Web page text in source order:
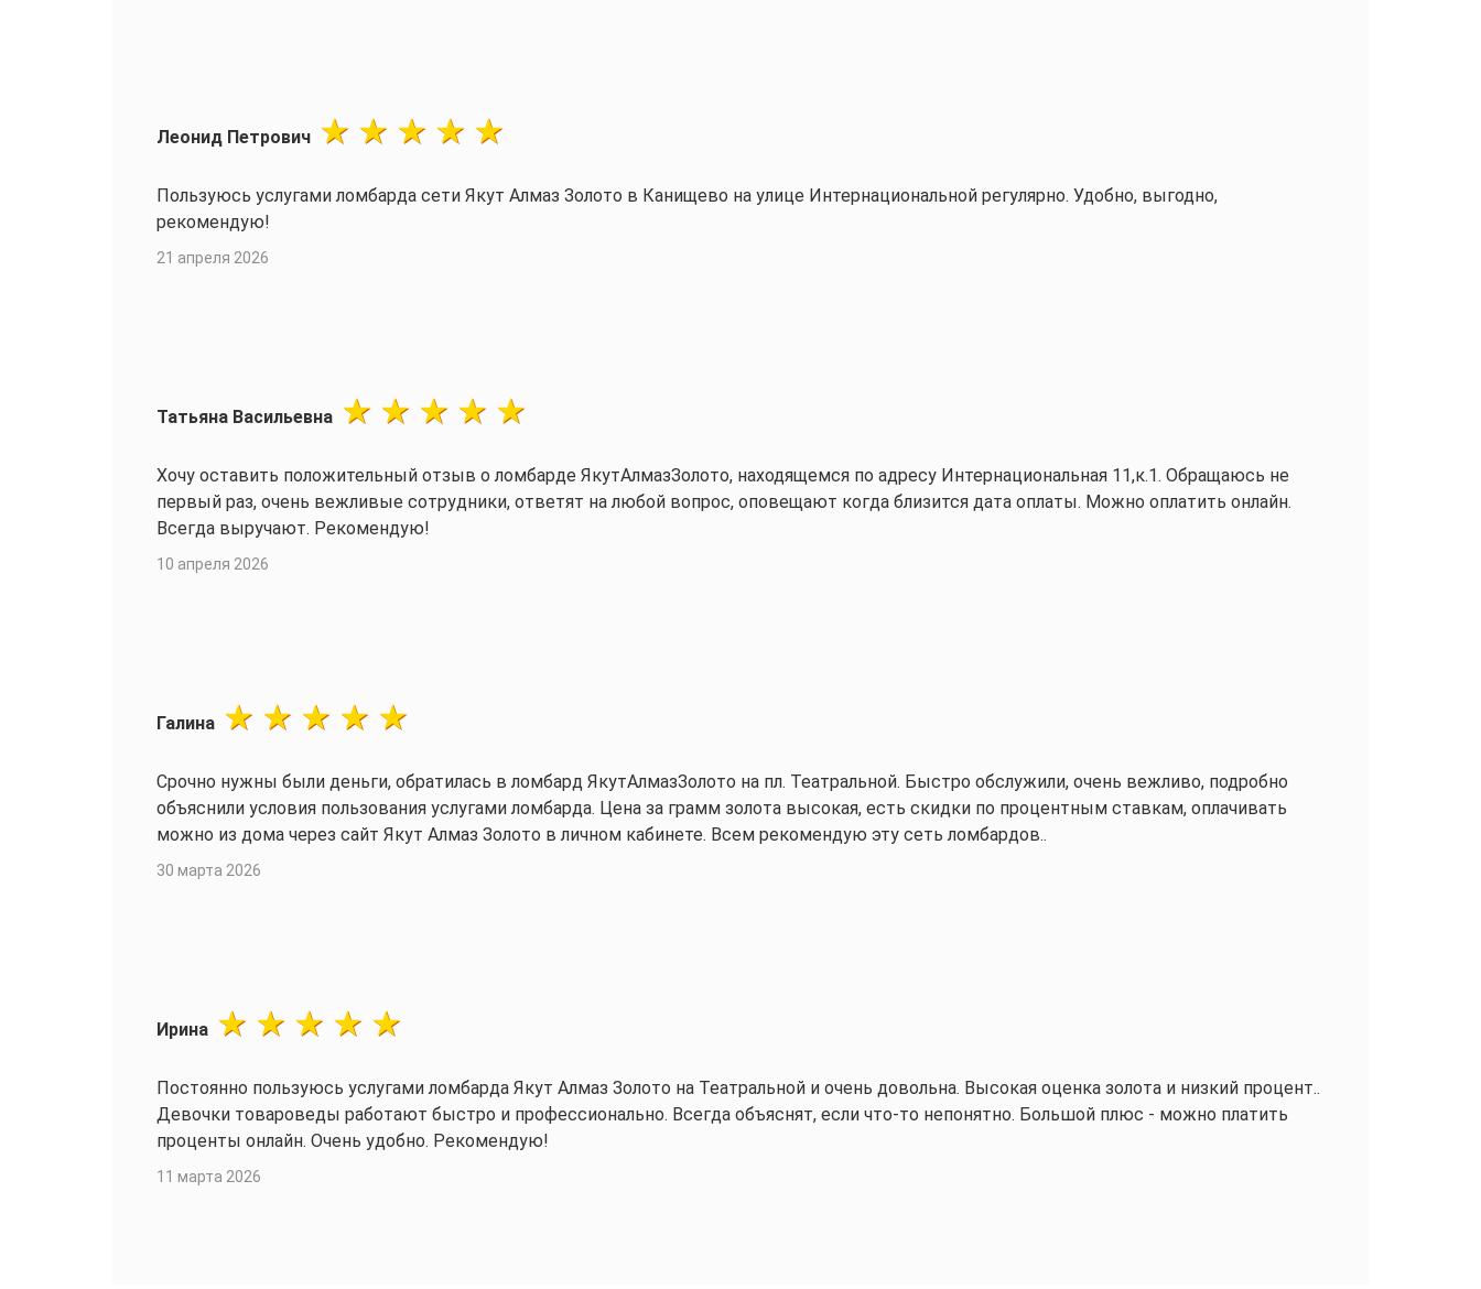
Леонид Петрович
Пользуюсь услугами ломбарда сети Якут Алмаз Золото в Канищево на улице Интернациональной регулярно. Удобно, выгодно,
рекомендую!
21 апреля 2026
Татьяна Васильевна
Хочу оставить положительный отзыв о ломбарде ЯкутАлмазЗолото, находящемся по адресу Интернациональная 11,к.1. Обращаюсь не
первый раз, очень вежливые сотрудники, ответят на любой вопрос, оповещают когда близится дата оплаты. Можно оплатить онлайн.
Всегда выручают. Рекомендую!
10 апреля 2026
Галина
Срочно нужны были деньги, обратилась в ломбард ЯкутАлмазЗолото на пл. Театральной. Быстро обслужили, очень вежливо, подробно
объяснили условия пользования услугами ломбарда. Цена за грамм золота высокая, есть скидки по процентным ставкам, оплачивать
можно из дома через сайт Якут Алмаз Золото в личном кабинете. Всем рекомендую эту сеть ломбардов..
30 марта 2026
Ирина
Постоянно пользуюсь услугами ломбарда Якут Алмаз Золото на Театральной и очень довольна. Высокая оценка золота и низкий процент..
Девочки товароведы работают быстро и профессионально. Всегда объяснят, если что-то непонятно. Большой плюс - можно платить
проценты онлайн. Очень удобно. Рекомендую!
11 марта 2026